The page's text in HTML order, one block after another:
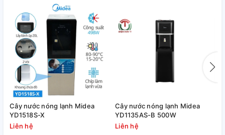
3️⃣Công nghệ khoáng gốm
Hydrogen
Máy lọc nước Kangaroo Hydrogen KG10A7S tạo nguồn nước
khỏe Hydrogen ưu việt tốt cho sức khỏe. Lượng Hydrogen
hỗ trợ loại bỏ gốc tự do có hại, giảm tác nhân gây bệnh và
bù khoáng. Nước kiềm với chỉ số pH và ORP đạt mức tối ưu
thể hiện khả năng chống chất oxy hóa mạnh, loại bỏ tác
Cây nước nóng lạnh Midea
YD1518S-X
Liên hệ
Cây nước nóng lạnh Midea
YD1135AS-B 500W
Liên hệ